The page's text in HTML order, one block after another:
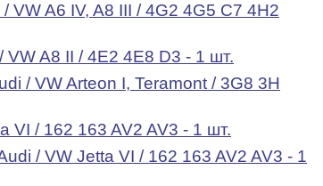
VW A6 IV, A8 III / 4G2 4G5 C7 4H2
A8 II / 4E2 4E8 D3 - 1 шт.
/ VW Arteon I, Teramont / 3G8 3H
VI / 162 163 AV2 AV3 - 1 шт.
/ VW Jetta VI / 162 163 AV2 AV3 - 1